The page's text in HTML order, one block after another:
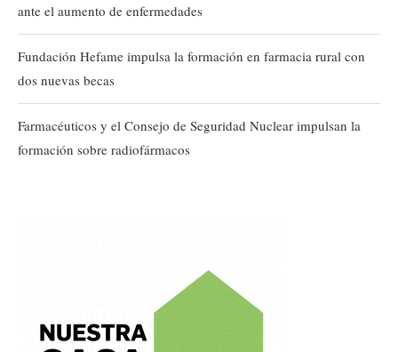
ante el aumento de enfermedades
Fundación Hefame impulsa la formación en farmacia rural con
dos nuevas becas
Farmacéuticos y el Consejo de Seguridad Nuclear impulsan la
formación sobre radiofármacos